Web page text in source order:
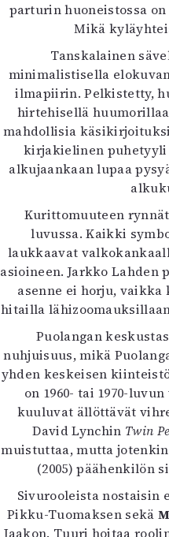
parturin huoneistossa
Mikä
Tanskalainen
minimalistisella
ilmapiirin. Pelkistetty,
hirtehisellä
mahdollisia
kirjakielinen puhetyyli
alkujaankaan lupaa
Kurittomuuteen
luvussa. Kaikki
laukkaavat
asioineen. Jarkko
asenne ei horju,
hitailla
Puolangan
nuhjuisuus, mikä
yhden keskeisen
on 1960- tai 1970-
kuuluvat ällöttävät
David Lynchin Twin
muistuttaa, mutta jotenkin
(2005) päähenkilön
Sivurooleista nostaisin
Pikku-Tuomaksen sekä
Jaakon. Tuuri hoitaa